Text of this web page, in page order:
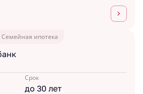
Семейная ипотека
Срок
до 30 лет